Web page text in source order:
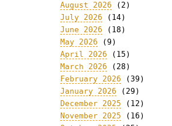
August 2026 (2)
July 2026 (14)
June 2026 (18)
May 2026 (9)
April 2026 (15)
March 2026 (28)
February 2026 (39)
January 2026 (29)
December 2025 (12)
November 2025 (16)